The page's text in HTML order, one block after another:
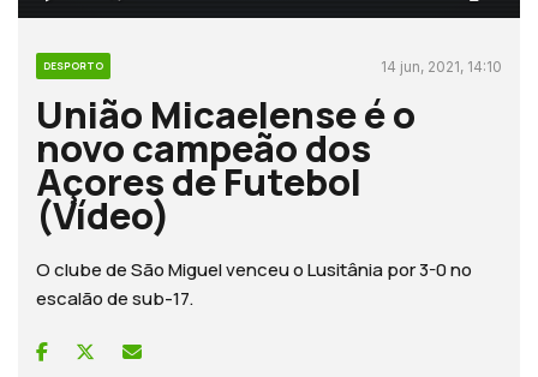
DESPORTO 14 jun, 2021, 14:10
União Micaelense é o
novo campeão dos
Açores de Futebol
(Vídeo)
O clube de São Miguel venceu o Lusitânia por 3-0 no
escalão de sub-17.